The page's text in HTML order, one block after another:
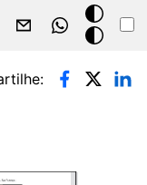
Modo
escuro